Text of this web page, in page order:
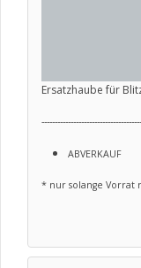
Ersatzhaube für
ABVERKAUF
* nur solange Vorrat